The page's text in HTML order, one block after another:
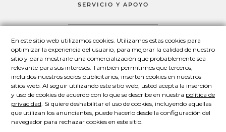
En este sitio web utilizamos cookies. Utilizamos estas cookies para
optimizar la experiencia del usuario, para mejorar la calidad de nuestro
sitio y para mostrarle una comercialización que probablemente sea
relevante para sus intereses. También permitimos que terceros,
incluidos nuestros socios publicitarios, inserten cookies en nuestros
sitios web. Al seguir utilizando este sitio web, usted acepta la inserción
y uso de cookies de acuerdo con lo que se describe en nuestra política de
privacidad. Si quiere deshabilitar el uso de cookies, incluyendo aquellas
que utilizan los anunciantes, puede hacerlo desde la configuración del
navegador para rechazar cookies en este sitio.
SERVICIO Y APOYO
Master Lock en Facebook
Master Lock en LinkedIn
Master Lock en Twitter
Master Lock en
© 2026 Master Lock Company LLC.
Contáctenos Conózcanos
Política de privacidad